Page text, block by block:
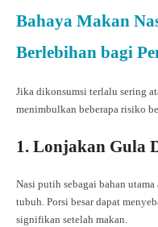
Bahaya Makan
Berlebihan bagi
Jika dikonsumsi terlalu sering
menimbulkan beberapa risiko
1. Lonjakan Gula
Nasi putih sebagai bahan
tubuh. Porsi besar dapat
signifikan setelah makan.